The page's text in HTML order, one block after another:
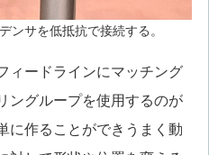
ンサを低抵抗で接続する。
ィードラインにマッチング
ングループを使用するのが
に作ることができうまく動